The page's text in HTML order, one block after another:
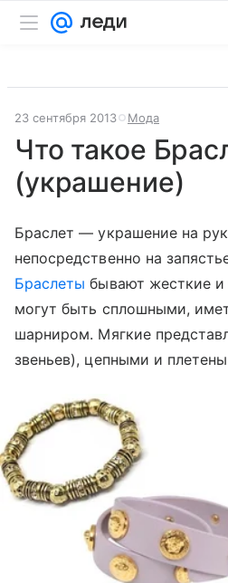
23 сентября 2013 Мода
Что такое
(украшение)
Браслет — украшение на
непосредственно на
Браслеты бывают жесткие
могут быть сплошными,
шарниром. Мягкие
звеньев), цепными и